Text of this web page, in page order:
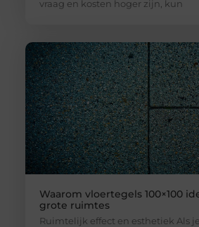
vraag en kosten hoger zijn, kun
Waarom vloertegels 100×100
grote ruimtes
Ruimtelijk effect en esthetiek Als